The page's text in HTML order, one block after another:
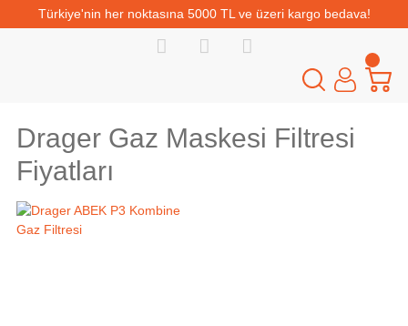
Türkiye'nin her noktasına 5000 TL ve üzeri kargo bedava!
Drager Gaz Maskesi Filtresi
Fiyatları